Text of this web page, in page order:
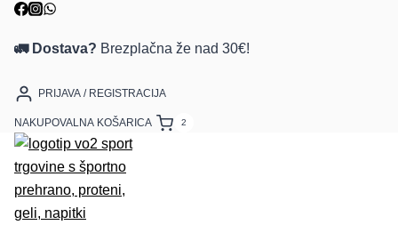
Skip
content
🚛 Dostava? Brezplačna že nad 30€!
PRIJAVA / REGISTRACIJA
NAKUPOVALNA KOŠARICA 2